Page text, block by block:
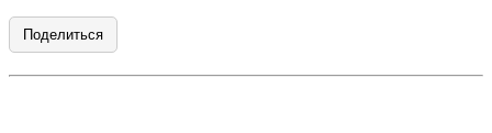
Поделиться